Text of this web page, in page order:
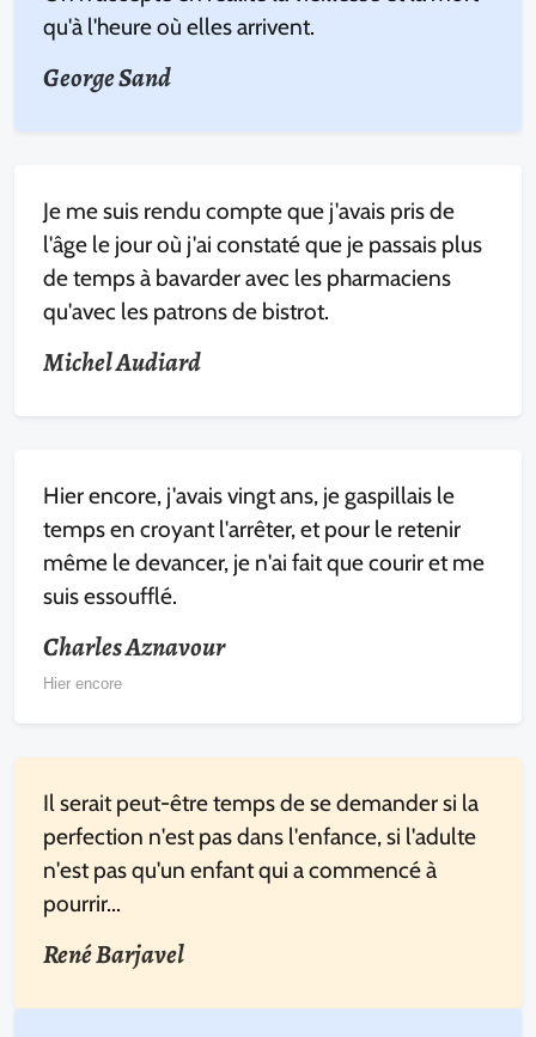
qu'à l'heure où elles arrivent.
George Sand
Je me suis rendu compte que j'avais pris de
l'âge le jour où j'ai constaté que je passais plus
de temps à bavarder avec les pharmaciens
qu'avec les patrons de bistrot.
Michel Audiard
Hier encore, j'avais vingt ans, je gaspillais le
temps en croyant l'arrêter, et pour le retenir
même le devancer, je n'ai fait que courir et me
suis essoufflé.
Charles Aznavour
Hier encore
Il serait peut-être temps de se demander si la
perfection n'est pas dans l'enfance, si l'adulte
n'est pas qu'un enfant qui a commencé à
pourrir...
René Barjavel